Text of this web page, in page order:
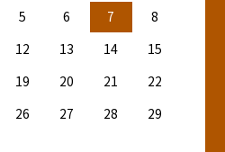
5 6 7
8
12 13 14
15
19 20 21
22
26 27 28
29